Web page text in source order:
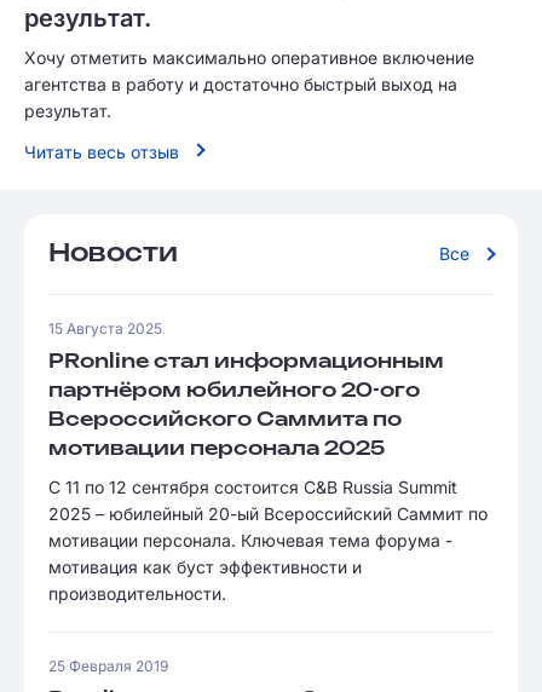
результат.
Хочу отметить максимально оперативное включение
агентства в работу и достаточно быстрый выход на
результат.
Читать весь отзыв
Новости Все
15 Августа 2025
PRonline стал информационным
партнёром юбилейного 20-ого
Всероссийского Саммита по
мотивации персонала 2025
С 11 по 12 сентября состоится C&B Russia Summit
2025 – юбилейный 20-ый Всероссийский Саммит по
мотивации персонала. Ключевая тема форума -
мотивация как буст эффективности и
производительности.
25 Февраля 2019